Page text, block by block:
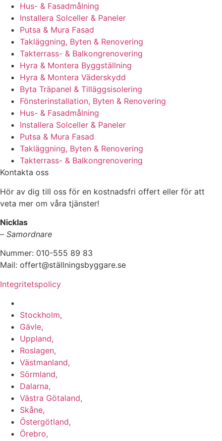
Hus- & Fasadmålning
Installera Solceller & Paneler
Putsa & Mura Fasad
Takläggning, Byten & Renovering
Takterrass- & Balkongrenovering
Hyra & Montera Byggställning
Hyra & Montera Väderskydd
Byta Träpanel & Tilläggsisolering
Fönsterinstallation, Byten & Renovering
Hus- & Fasadmålning
Installera Solceller & Paneler
Putsa & Mura Fasad
Takläggning, Byten & Renovering
Takterrass- & Balkongrenovering
Kontakta oss
Hör av dig till oss för en kostnadsfri offert eller för att
veta mer om våra tjänster!
Nicklas
– Samordnare
Nummer: 010-555 89 83
Mail: offert@ställningsbyggare.se
Integritetspolicy
Stockholm,
Gävle,
Uppland,
Roslagen,
Västmanland,
Sörmland,
Dalarna,
Västra Götaland,
Skåne,
Östergötland,
Örebro,